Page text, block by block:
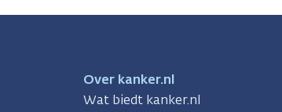
er
Over kanker.nl
Wat biedt kanker.nl